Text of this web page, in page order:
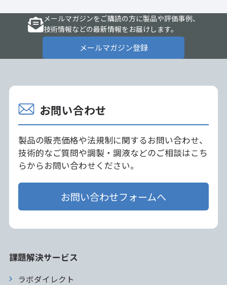
メールマガジンをご購読の方に製品や評価事例、
技術情報などの最新情報をお届けします。
メールマガジン登録
お問い合わせ
製品の販売価格や法規制に関するお問い合わせ、
技術的なご質問や調製・調液などのご相談はこち
らからお問い合わせください。
お問い合わせフォームへ
課題解決サービス
ラボダイレクト